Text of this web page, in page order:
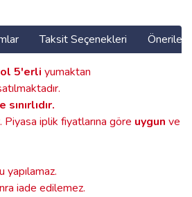
Taksit Seçenekleri
5'erli yumaktan
.
Piyasa iplik fiyatlarına göre uygun ve
yapılamaz.
iade edilemez.